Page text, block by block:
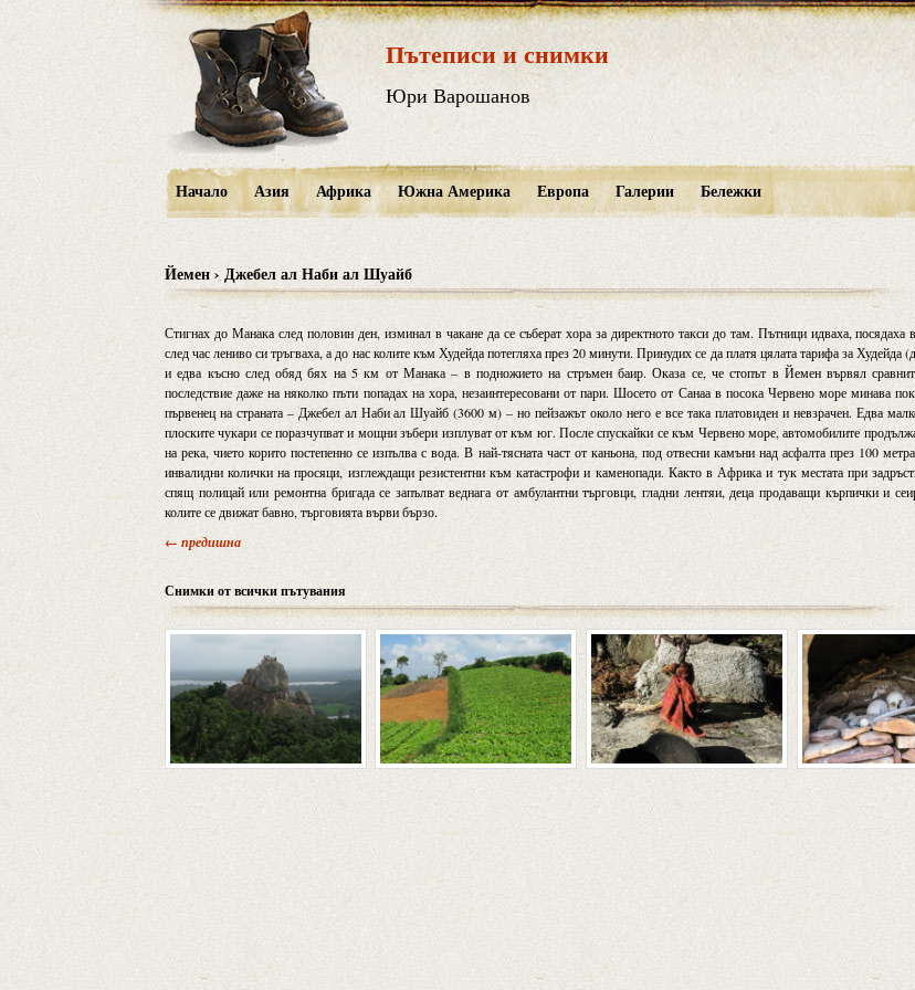
Пътеписи и снимки
Юри Варошанов
Начало Азия Африка Южна Америка Европа Галерии Бележки
Йемен › Джебел ал Наби ал Шуайб
Стигнах до Манака след половин ден, изминал в чакане да се съберат хора за директното такси до там. Пътници идваха, посядаха
след час лениво си тръгваха, а до нас колите към Худейда потегляха през 20 минути. Принудих се да платя цялата тарифа за Худейда
и едва късно след обяд бях на 5 км от Манака – в подножието на стръмен баир. Оказа се, че стопът в Йемен вървял
последствие даже на няколко пъти попадах на хора, незаинтересовани от пари. Шосето от Санаа в посока Червено море минава
първенец на страната – Джебел ал Наби ал Шуайб (3600 м) – но пейзажът около него е все така платовиден и невзрачен. Едва
плоските чукари се поразчупват и мощни зъбери изплуват от към юг. После спускайки се към Червено море, автомобилите
на река, чието корито постепенно се изпълва с вода. В най-тясната част от каньона, под отвесни камъни над асфалта през 100
инвалидни колички на просяци, изглеждащи резистентни към катастрофи и каменопади. Както в Африка и тук местата при
спящ полицай или ремонтна бригада се запълват веднага от амбулантни търговци, гладни лентяи, деца продаващи кърпички и
колите се движат бавно, търговията върви бързо.
← предишна
Снимки от всички пътувания